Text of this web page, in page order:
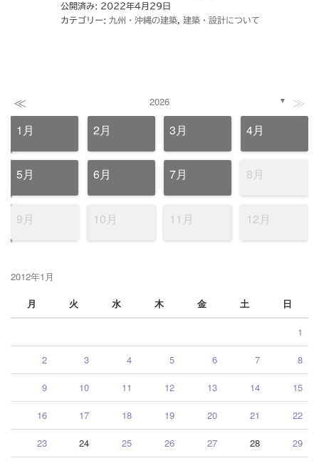
公開済み: 2022年4月29日
カテゴリー: 九州・沖縄の建築 建築・設計について
≪ 2026 ▼ ≫
1月 2月 3月 4月
5月 6月 7月 8月
9月 10月 11月 12月
2012年1月
月
火 水 木 金 土 日
1
2 3 4 5 6 7 8
9 10 11 12 13 14 15
16 17 18 19 20 21 22
23 24 25 26 27 28 29